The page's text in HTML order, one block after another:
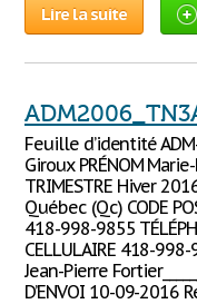
Lire la suite
Feuille d’identité
Giroux PRÉNOM
TRIMESTRE Hiver
Québec (Qc) CODE
418-998-9855
CELLULAIRE 418-998-
Jean-Pierre
D’ENVOI 10-09-2016